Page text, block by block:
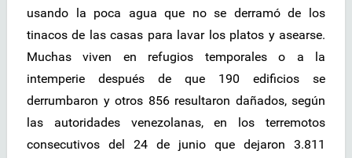
usando la poca agua que no se derramó de los
tinacos de las casas para lavar los platos y asearse.
Muchas viven en refugios temporales o a la
intemperie después de que 190 edificios se
derrumbaron y otros 856 resultaron dañados, según
las autoridades venezolanas, en los terremotos
consecutivos del 24 de junio que dejaron 3.811